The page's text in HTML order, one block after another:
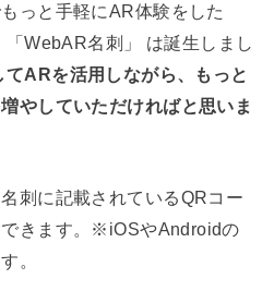
っと手軽にAR体験をした
WebAR名刺」 は誕生しまし
ARを活用しながら、もっと
やしていただければと思いま
刺に記載されているQRコー
できます。※iOSやAndroidの
。